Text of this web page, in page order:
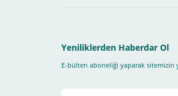
Yeniliklerden Haberdar Ol
E-bülten aboneliği yaparak